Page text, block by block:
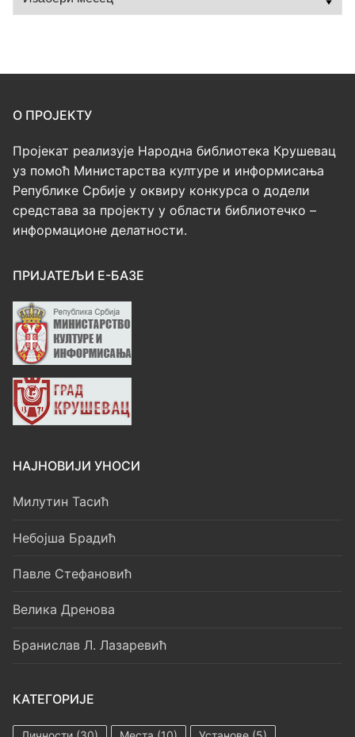
О ПРОЈЕКТУ
Пројекат реализује Народна библиотека Крушевац
уз помоћ Министарства културе и информисања
Републике Србије у оквиру конкурса о додели
средстава за пројекту у области библиотечко –
информационе делатности.
ПРИЈАТЕЉИ Е-БАЗЕ
НАЈНОВИЈИ УНОСИ
Милутин Тасић
Небојша Брадић
Павле Стефановић
Велика Дренова
Бранислав Л. Лазаревић
КАТЕГОРИЈЕ